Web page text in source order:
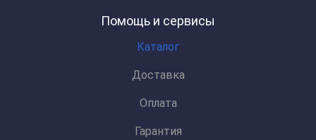
Помощь и сервисы
Каталог
Доставка
Оплата
Гарантия